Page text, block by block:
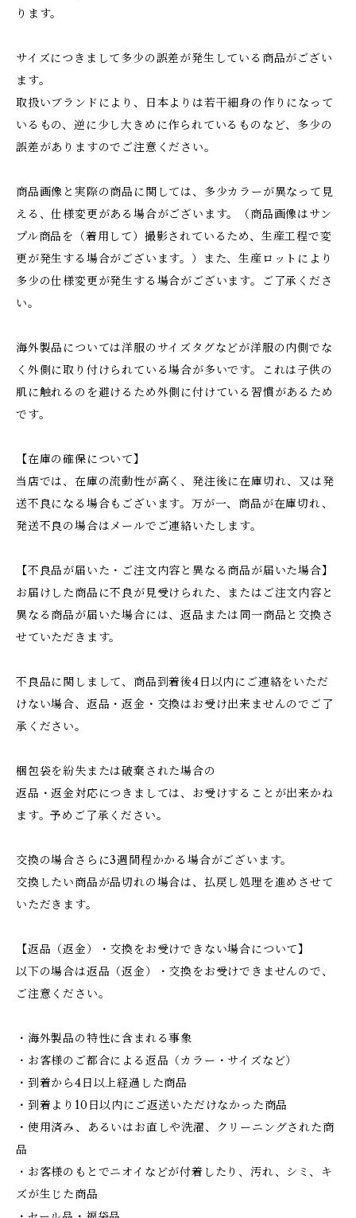
ります。
サイズにつきまして多少の誤差が発生している商品がござい
ます。
取扱いブランドにより、日本よりは若干細身の作りになって
いるもの、逆に少し大きめに作られているものなど、多少の
誤差がありますのでご注意ください。
商品画像と実際の商品に関しては、多少カラーが異なって見
える、仕様変更がある場合がございます。（商品画像はサン
プル商品を（着用して）撮影されているため、生産工程で変
更が発生する場合がございます。）また、生産ロットにより
多少の仕様変更が発生する場合がございます。ご了承くださ
い。
海外製品については洋服のサイズタグなどが洋服の内側でな
く外側に取り付けられている場合が多いです。これは子供の
肌に触れるのを避けるため外側に付けている習慣があるため
です。
【在庫の確保について】
当店では、在庫の流動性が高く、発注後に在庫切れ、又は発
送不良になる場合もございます。万が一、商品が在庫切れ、
発送不良の場合はメールでご連絡いたします。
【不良品が届いた・ご注文内容と異なる商品が届いた場合】
お届けした商品に不良が見受けられた、またはご注文内容と
異なる商品が届いた場合には、返品または同一商品と交換さ
せていただきます。
不良品に関しまして、商品到着後4日以内にご連絡をいただ
けない場合、返品・返金・交換はお受け出来ませんのでご了
承ください。
梱包袋を紛失または破棄された場合の
返品・返金対応につきましては、お受けすることが出来かね
ます。予めご了承ください。
交換の場合さらに3週間程かかる場合がございます。
交換したい商品が品切れの場合は、払戻し処理を進めさせて
いただきます。
【返品（返金）・交換をお受けできない場合について】
以下の場合は返品（返金）・交換をお受けできませんので、
ご注意ください。
・海外製品の特性に含まれる事象
・お客様のご都合による返品（カラー・サイズなど）
・到着から4日以上経過した商品
・到着より10日以内にご返送いただけなかった商品
・使用済み、あるいはお直しや洗濯、クリーニングされた商
品
・お客様のもとでニオイなどが付着したり、汚れ、シミ、キ
ズが生じた商品